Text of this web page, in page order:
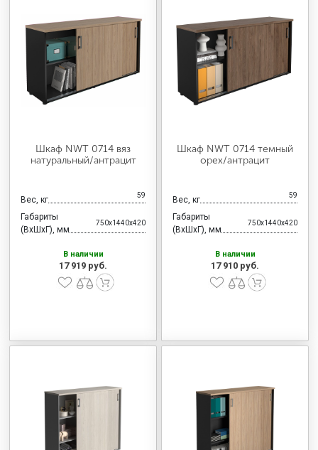
Шкаф NWT 0714 вяз
натуральный/антрацит
Вес, кг 59
Габариты
(ВхШхГ), мм
750x1440x420
В наличии
17 919 руб.
Шкаф NWT 0714 темный
орех/антрацит
Вес, кг 59
Габариты
(ВхШхГ), мм
750x1440x420
В наличии
17 910 руб.